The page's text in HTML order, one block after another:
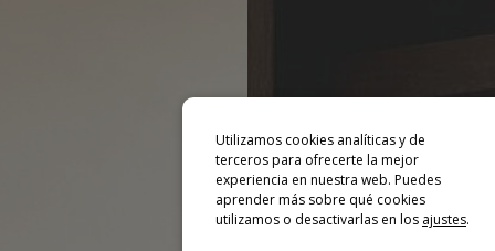
Utilizamos cookies analíticas y de
terceros para ofrecerte la mejor
experiencia en nuestra web. Puedes
aprender más sobre qué cookies
utilizamos o desactivarlas en los ajustes.